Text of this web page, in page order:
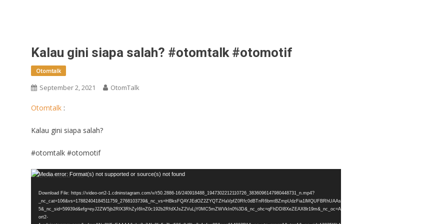
Kalau gini siapa salah? #otomtalk #otomotif
Otomtalk
September 2, 2021 OtomTalk
Otomtalk :
Kalau gini siapa salah?
#otomtalk #otomotif
Video
Media error: Format(s) not supported or source(s) not found
Download File: https://video-ort2-1.cdninstagram.com/v/t50.2886-16/240918488_1947302212110726_3836096147980448731_n.mp4?
ort2-